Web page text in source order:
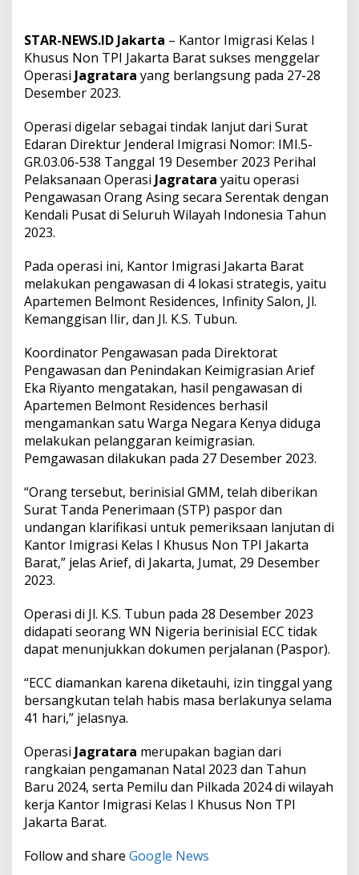
a
k
b
a
a
t
O
e
r
i
a
g
r
t
a
a
STAR-NEWS.ID Jakarta – Kantor Imigrasi Kelas I
Khusus Non TPI Jakarta Barat sukses menggelar
Operasi Jagratara yang berlangsung pada 27-28
Desember 2023.
Operasi digelar sebagai tindak lanjut dari Surat
Edaran Direktur Jenderal Imigrasi Nomor: IMI.5-
GR.03.06-538 Tanggal 19 Desember 2023 Perihal
Pelaksanaan Operasi Jagratara yaitu operasi
Pengawasan Orang Asing secara Serentak dengan
Kendali Pusat di Seluruh Wilayah Indonesia Tahun
2023.
Pada operasi ini, Kantor Imigrasi Jakarta Barat
melakukan pengawasan di 4 lokasi strategis, yaitu
Apartemen Belmont Residences, Infinity Salon, Jl.
Kemanggisan Ilir, dan Jl. K.S. Tubun.
Koordinator Pengawasan pada Direktorat
Pengawasan dan Penindakan Keimigrasian Arief
Eka Riyanto mengatakan, hasil pengawasan di
Apartemen Belmont Residences berhasil
mengamankan satu Warga Negara Kenya diduga
melakukan pelanggaran keimigrasian.
Pemgawasan dilakukan pada 27 Desember 2023.
“Orang tersebut, berinisial GMM, telah diberikan
Surat Tanda Penerimaan (STP) paspor dan
undangan klarifikasi untuk pemeriksaan lanjutan di
Kantor Imigrasi Kelas I Khusus Non TPI Jakarta
Barat,” jelas Arief, di Jakarta, Jumat, 29 Desember
2023.
Operasi di Jl. K.S. Tubun pada 28 Desember 2023
didapati seorang WN Nigeria berinisial ECC tidak
dapat menunjukkan dokumen perjalanan (Paspor).
“ECC diamankan karena diketauhi, izin tinggal yang
bersangkutan telah habis masa berlakunya selama
41 hari,” jelasnya.
Operasi Jagratara merupakan bagian dari
rangkaian pengamanan Natal 2023 dan Tahun
Baru 2024, serta Pemilu dan Pilkada 2024 di wilayah
kerja Kantor Imigrasi Kelas I Khusus Non TPI
Jakarta Barat.
Follow and share Google News